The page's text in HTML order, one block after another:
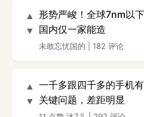
▲
▼
形势严峻！全球7nm以
国内仅一家能造
未敢忘忧国的 182 评论
▲
▼
一千多跟四千多的手机
关键问题，差距明显